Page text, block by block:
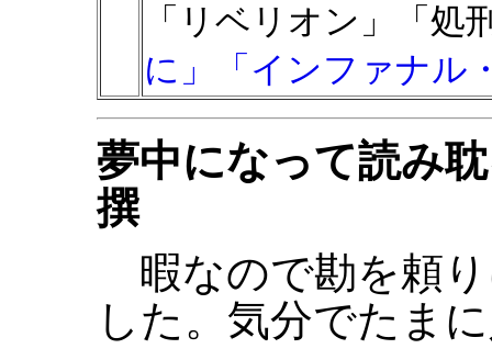
「リベリオン」「処
に」
「インファナル
夢中になって読み
撰
暇なので勘を頼
した。気分でたま